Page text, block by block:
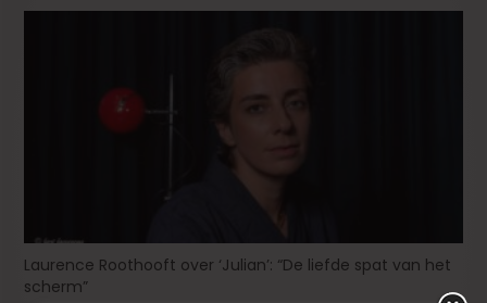
Laurence Roothooft over ‘Julian’: “De liefde spat van het
scherm”